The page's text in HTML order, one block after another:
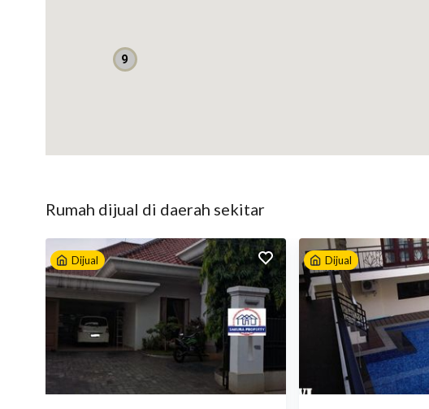
Bebas Banjir
Seluruh Kamar ada Kamar Mandi di Dalam
Lantai Full Marmer Import dari Turki dan Itali
Wallpapper Kelas Premium
Hubungi Bambang Rochadi
O8I2 IO58 3O3 Call, WhatsApp atau sms
Meeting Point Giant Supermarket Lebak Bulus
Listrik: 13000 watt
Sumber air: jetpump
9
Rumah dijual di daerah sekitar
Dijual Dijual